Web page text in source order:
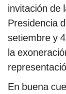
invitación de
Presidencia
setiembre y
la
En buena